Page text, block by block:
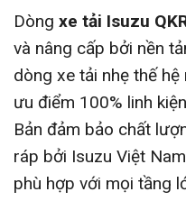
Dòng xe tải Isuzu
và nâng cấp bởi nền
dòng xe tải nhẹ thế hệ
ưu điểm 100% linh
Bản đảm bảo chất
ráp bởi Isuzu Việt
phù hợp với mọi tầng